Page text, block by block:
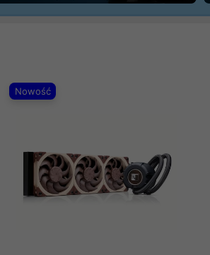
Nowość